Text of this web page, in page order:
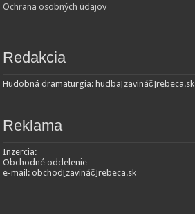
Ochrana osobných údajov
Redakcia
Hudobná dramaturgia: hudba[zavináč]rebeca.sk
Reklama
Inzercia:
Obchodné oddelenie
e-mail: obchod[zavináč]rebeca.sk